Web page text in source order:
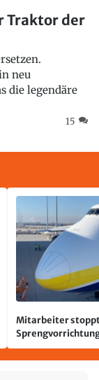
Traktor der
neu
die legendäre
15
Mitarbeiter
Leipzig/Halle